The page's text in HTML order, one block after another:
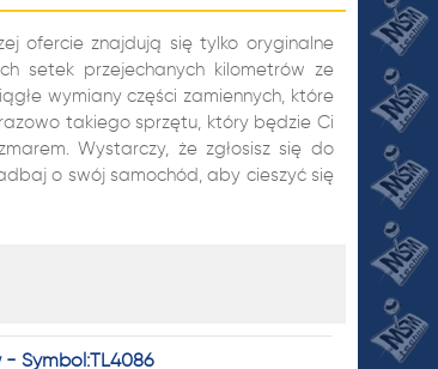
ofercie znajdują się tylko oryginalne
setek przejechanych kilometrów ze
wymiany części zamiennych, które
takiego sprzętu, który będzie Ci
Wystarczy, że zgłosisz się do
o swój samochód, aby cieszyć się
Symbol:TL4086